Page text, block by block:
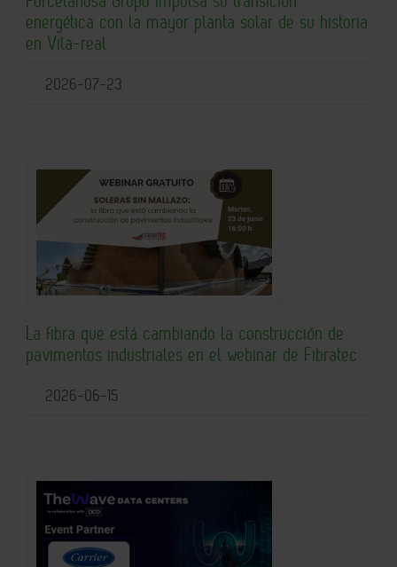
energética con la mayor planta solar de su historia
en Vila-real
2026-07-23
La fibra que está cambiando la construcción de
pavimentos industriales en el webinar de Fibratec
2026-06-15